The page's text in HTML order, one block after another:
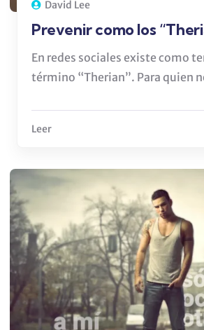
David Lee
Prevenir como los
En redes sociales existe como
término “Therian”. Para quien
Leer